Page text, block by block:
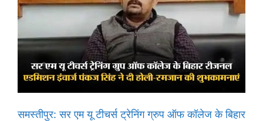
समस्तीपुर: सर एम यू टीचर्स ट्रेनिंग ग्रुप ऑफ कॉलेज के बिहार